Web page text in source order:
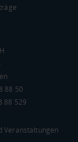
88 50
88 529
Veranstaltungen